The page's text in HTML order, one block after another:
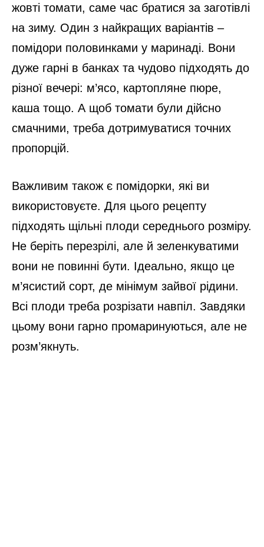
жовті томати, саме час братися за заготівлі
на зиму. Один з найкращих варіантів –
помідори половинками у маринаді. Вони
дуже гарні в банках та чудово підходять до
різної вечері: м’ясо, картопляне пюре,
каша тощо. А щоб томати були дійсно
смачними, треба дотримуватися точних
пропорцій.
Важливим також є помідорки, які ви
використовуєте. Для цього рецепту
підходять щільні плоди середнього розміру.
Не беріть перезрілі, але й зеленкуватими
вони не повинні бути. Ідеально, якщо це
м’ясистий сорт, де мінімум зайвої рідини.
Всі плоди треба розрізати навпіл. Завдяки
цьому вони гарно промаринуються, але не
розм’якнуть.